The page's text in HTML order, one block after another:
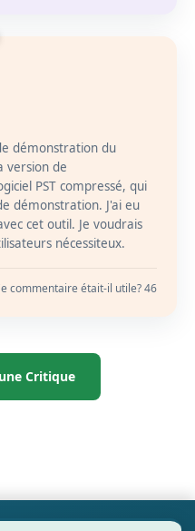
démonstration du
version de
PST compressé, qui
démonstration. J'ai eu
cet outil. Je voudrais
nécessiteux.
commentaire était-il utile? 46
Critique